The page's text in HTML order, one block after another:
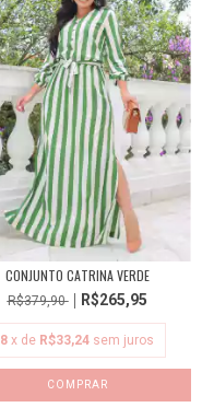
CONJUNTO CATRINA VERDE
R$379,90 R$265,95
8 x de R$33,24 sem juros
COMPRAR